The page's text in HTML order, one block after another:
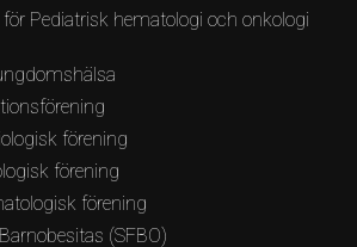
Pediatrisk hematologi och onkologi
förening
förening
förening
(SFBO)